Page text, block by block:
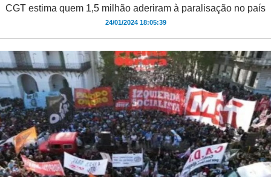
CGT estima quem 1,5 milhão aderiram à paralisação no país
24/01/2024 18:05:39